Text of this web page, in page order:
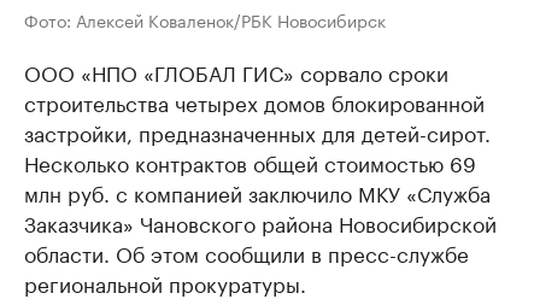
Фото: Алексей Коваленок/РБК Новосибирск
ООО «НПО «ГЛОБАЛ ГИС» сорвало сроки
строительства четырех домов блокированной
застройки, предназначенных для детей-сирот.
Несколько контрактов общей стоимостью 69
млн руб. с компанией заключило МКУ «Служба
Заказчика» Чановского района Новосибирской
области. Об этом сообщили в пресс-службе
региональной прокуратуры.